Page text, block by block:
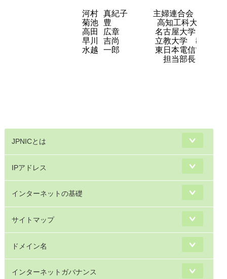
河村 真紀子     主婦連合会　事務局
菊池 豊         高知工科大学　特
            高田 広章       名古屋大学　教授
早川 吉尚       立教大学　教授・
水越 一郎       東日本電信電話株式
                            担当部長
JPNICとは
IPアドレス
インターネットの基礎
サイトマップ
ドメイン名
インターネットガバナンス